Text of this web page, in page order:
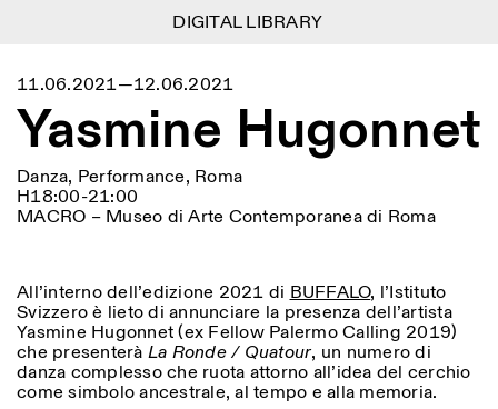
Menu
Lingua EN IT DE
FR
Calendario
Istituto Svizzero
Ricerca
Blog
Organizzazione
Biblioteca
Jobs
Altre Attività
Information
ISTITUTO SVIZZERO
Villa Maraini
Via Ludovisi 48
roma@istitutosvizzero.it
vicino alla metro A fermata
Barberini
ORARI PORTINERIA:
LUN-VEN
09:00–13:30, 14:30–18:00
Filtri
Area di appartenenza
Reset
Arte
Residenze
Luogo
Reset
Categoria
Reset
Tutte le categorie
Antropologia
Archeologia
11.06.2021—12.06.2021
Yasmine Hugonnet
Danza, Performance, Roma
H18:00-21:00
MACRO – Museo di Arte Contemporanea di Roma
All’interno dell’edizione 2021 di BUFFALO, l’Istituto
Svizzero è lieto di annunciare la presenza dell’artista
Yasmine Hugonnet (ex Fellow Palermo Calling 2019)
che presenterà La Ronde / Quatour, un numero di
danza complesso che ruota attorno all’idea del cerchio
come simbolo ancestrale, al tempo e alla memoria.
DIGITAL LIBRARY
DIGITAL LIBRARY